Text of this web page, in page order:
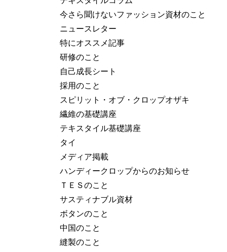
今さら聞けないファッション資材のこと
ニュースレター
特にオススメ記事
研修のこと
自己成長シート
採用のこと
スピリット・オブ・クロップオザキ
繊維の基礎講座
テキスタイル基礎講座
タイ
メディア掲載
ハンディークロップからのお知らせ
ＴＥＳのこと
サスティナブル資材
ボタンのこと
中国のこと
縫製のこと